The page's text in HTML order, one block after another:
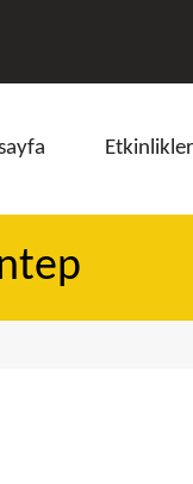
Etkinlikler